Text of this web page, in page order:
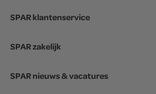
SPAR klantenservice
SPAR zakelijk
SPAR nieuws & vacatures